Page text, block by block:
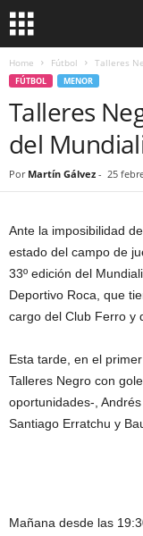
Home Fútbol Talleres
FÚTBOL MENOR
Talleres
del
Por Martín Gálvez - 25
Ante la imposibilidad
estado del campo de
33º edición del
Deportivo Roca, que
cargo del Club Ferro y
Esta tarde, en el
Talleres Negro con
oportunidades-,
Santiago Erratchu y
Mañana desde las